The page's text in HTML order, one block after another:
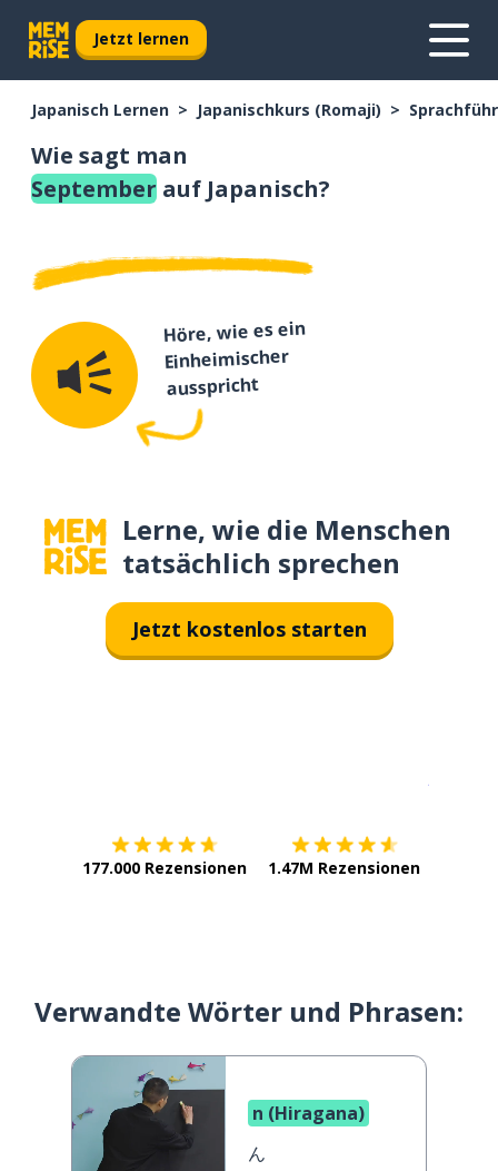
Jetzt lernen
Japanisch Lernen Japanischkurs (Romaji)
Wie sagt man
September auf Japanisch?
Höre, wie es ein
Einheimischer
ausspricht
Lerne, wie die Menschen
tatsächlich sprechen
Jetzt kostenlos starten
177.000 Rezensionen 1.47M Rezensionen
Verwandte Wörter und Phrasen:
n (Hiragana)
ん